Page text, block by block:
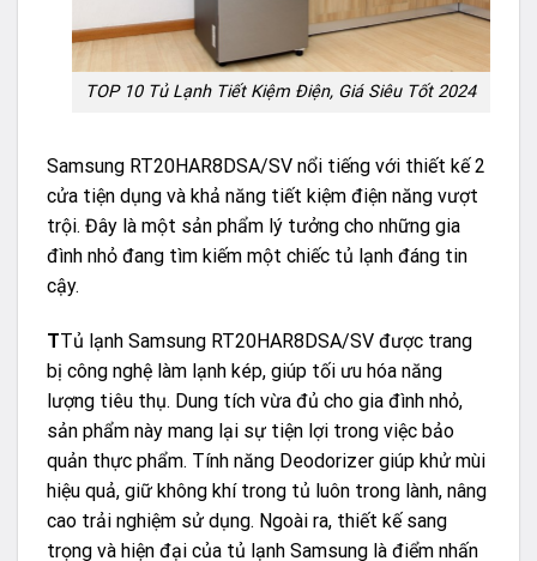
TOP 10 Tủ Lạnh Tiết Kiệm Điện, Giá Siêu Tốt 2024
Samsung RT20HAR8DSA/SV nổi tiếng với thiết kế 2
cửa tiện dụng và khả năng tiết kiệm điện năng vượt
trội. Đây là một sản phẩm lý tưởng cho những gia
đình nhỏ đang tìm kiếm một chiếc tủ lạnh đáng tin
cậy.
TTủ lạnh Samsung RT20HAR8DSA/SV được trang
bị công nghệ làm lạnh kép, giúp tối ưu hóa năng
lượng tiêu thụ. Dung tích vừa đủ cho gia đình nhỏ,
sản phẩm này mang lại sự tiện lợi trong việc bảo
quản thực phẩm. Tính năng Deodorizer giúp khử mùi
hiệu quả, giữ không khí trong tủ luôn trong lành, nâng
cao trải nghiệm sử dụng. Ngoài ra, thiết kế sang
trọng và hiện đại của tủ lạnh Samsung là điểm nhấn